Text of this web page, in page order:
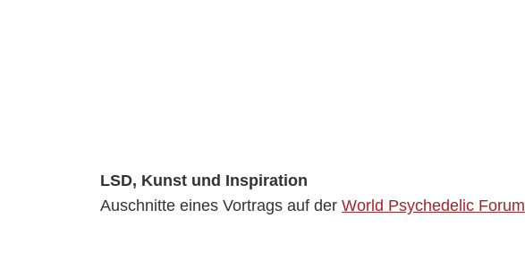
LSD, Kunst und Inspiration
Auschnitte eines Vortrags auf der World Psychedelic Forum